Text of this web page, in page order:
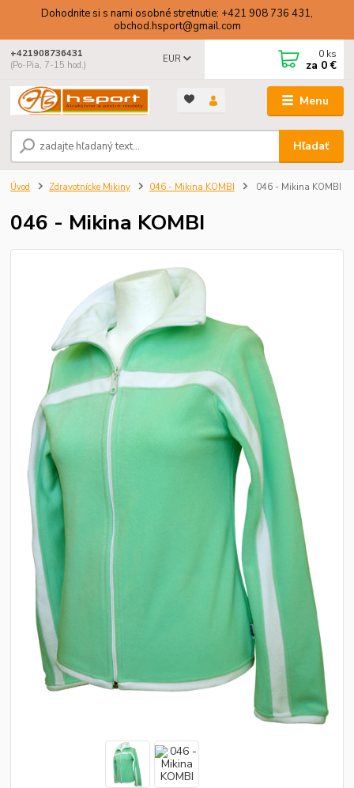
Dohodnite si s nami osobné stretnutie: +421 908 736 431,
obchod.hsport@gmail.com
Menu
EUR
Hľadať
+421908736431
(Po-Pia, 7-15 hod.)
0 ks
za 0 €
Úvod Zdravotnícke Mikiny 046 - Mikina KOMBI 046 - Mikina KOMBI
046 - Mikina KOMBI